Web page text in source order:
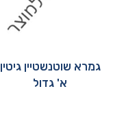
גמרא שוטנשטיין גיטין
א' גדול